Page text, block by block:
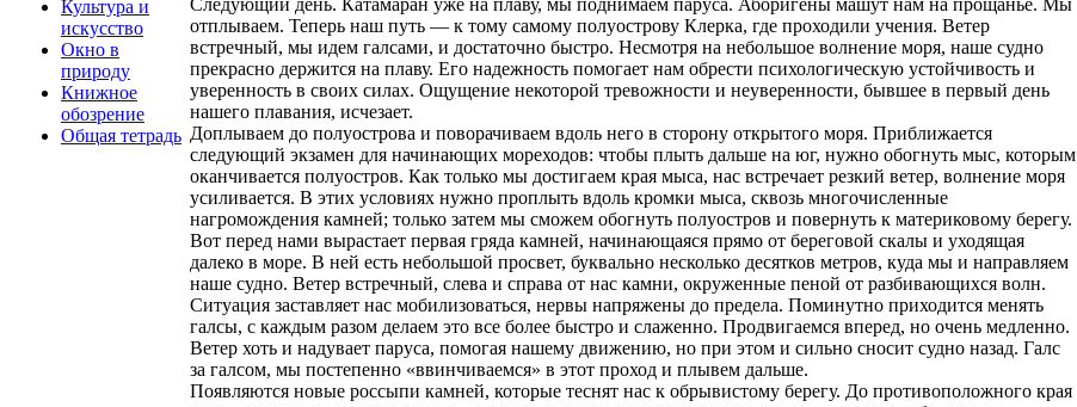
Культура и
искусство
Окно в
природу
Книжное
обозрение
Общая тетрадь
Следующий день. Катамаран уже на плаву, мы поднимаем паруса. Аборигены машут нам на прощанье. Мы
отплываем. Теперь наш путь — к тому самому полуострову Клерка, где проходили учения. Ветер
встречный, мы идем галсами, и достаточно быстро. Несмотря на небольшое волнение моря, наше судно
прекрасно держится на плаву. Его надежность помогает нам обрести психологическую устойчивость и
уверенность в своих силах. Ощущение некоторой тревожности и неуверенности, бывшее в первый день
нашего плавания, исчезает.
Доплываем до полуострова и поворачиваем вдоль него в сторону открытого моря. Приближается
следующий экзамен для начинающих мореходов: чтобы плыть дальше на юг, нужно обогнуть мыс, которым
оканчивается полуостров. Как только мы достигаем края мыса, нас встречает резкий ветер, волнение моря
усиливается. В этих условиях нужно проплыть вдоль кромки мыса, сквозь многочисленные
нагромождения камней; только затем мы сможем обогнуть полуостров и повернуть к материковому берегу.
Вот перед нами вырастает первая гряда камней, начинающаяся прямо от береговой скалы и уходящая
далеко в море. В ней есть небольшой просвет, буквально несколько десятков метров, куда мы и направляем
наше судно. Ветер встречный, слева и справа от нас камни, окруженные пеной от разбивающихся волн.
Ситуация заставляет нас мобилизоваться, нервы напряжены до предела. Поминутно приходится менять
галсы, с каждым разом делаем это все более быстро и слаженно. Продвигаемся вперед, но очень медленно.
Ветер хоть и надувает паруса, помогая нашему движению, но при этом и сильно сносит судно назад. Галс
за галсом, мы постепенно «ввинчиваемся» в этот проход и плывем дальше.
Появляются новые россыпи камней, которые теснят нас к обрывистому берегу. До противоположного края